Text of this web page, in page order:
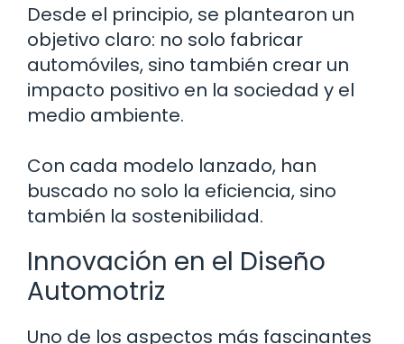
Desde el principio, se plantearon un
objetivo claro: no solo fabricar
automóviles, sino también crear un
impacto positivo en la sociedad y el
medio ambiente.
Con cada modelo lanzado, han
buscado no solo la eficiencia, sino
también la sostenibilidad.
Innovación en el Diseño
Automotriz
Uno de los aspectos más fascinantes